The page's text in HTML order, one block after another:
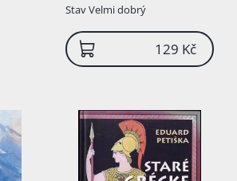
StavVelmi dobrý
129 Kč